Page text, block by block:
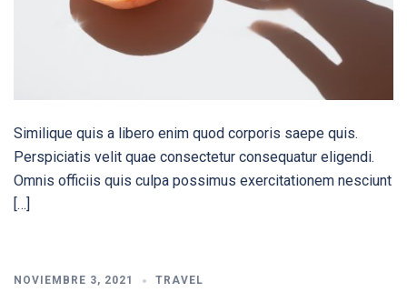
Similique quis a libero enim quod corporis saepe quis.
Perspiciatis velit quae consectetur consequatur eligendi.
Omnis officiis quis culpa possimus exercitationem nesciunt
[…]
NOVIEMBRE 3, 2021 TRAVEL